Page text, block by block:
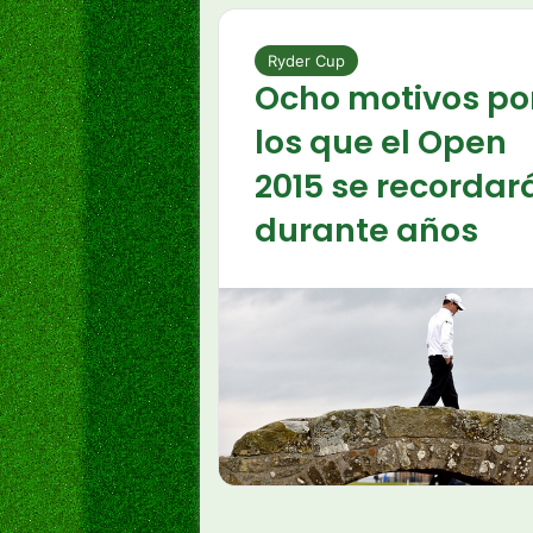
Ryder Cup
Ocho motivos
los que el Open
2015 se
durante años